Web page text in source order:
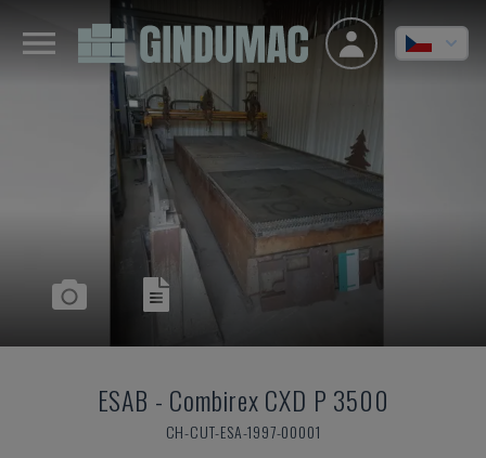
ESAB - Combirex CXD P 3500
CH-CUT-ESA-1997-00001